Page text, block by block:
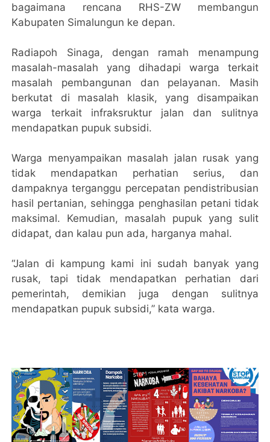
bagaimana rencana RHS-ZW membangun
Kabupaten Simalungun ke depan.
Radiapoh Sinaga, dengan ramah menampung
masalah-masalah yang dihadapi warga terkait
masalah pembangunan dan pelayanan. Masih
berkutat di masalah klasik, yang disampaikan
warga terkait infraksruktur jalan dan sulitnya
mendapatkan pupuk subsidi.
Warga menyampaikan masalah jalan rusak yang
tidak mendapatkan perhatian serius, dan
dampaknya terganggu percepatan pendistribusian
hasil pertanian, sehingga penghasilan petani tidak
maksimal. Kemudian, masalah pupuk yang sulit
didapat, dan kalau pun ada, harganya mahal.
“Jalan di kampung kami ini sudah banyak yang
rusak, tapi tidak mendapatkan perhatian dari
pemerintah, demikian juga dengan sulitnya
mendapatkan pupuk subsidi,” kata warga.